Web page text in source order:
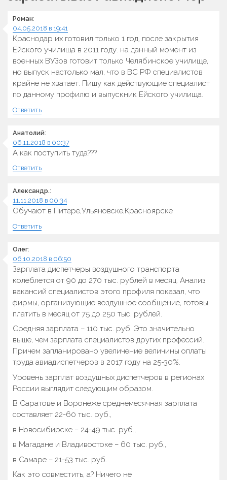
Роман:
04.05.2018 в 19:41
Краснодар их готовил только 1 год, после закрытия
Ейского училища в 2011 году. на данный момент из
военных ВУЗов готовит только Челябинское училище,
но выпуск настолько мал, что в ВС РФ специалистов
крайне не хватает. Пишу как действующие специалист
по данному профилю и выпускник Ейского училища.
Ответить
Анатолий:
06.11.2018 в 00:37
А как поступить туда???
Ответить
Александр.:
11.11.2018 в 00:34
Обучают в Питере,Ульяновске,Красноярске
Ответить
Олег:
06.10.2018 в 06:50
Зарплата диспетчеры воздушного транспорта
колеблется от 90 до 270 тыс. рублей в месяц. Анализ
вакансий специалистов этого профиля показал, что
фирмы, организующие воздушное сообщение, готовы
платить в месяц от 75 до 250 тыс. рублей.
Средняя зарплата – 110 тыс. руб. Это значительно
выше, чем зарплата специалистов других профессий.
Причем запланировано увеличение величины оплаты
труда авиадиспетчеров в 2017 году на 25-30%.
Уровень зарплат воздушных диспетчеров в регионах
России выглядит следующим образом.
В Саратове и Воронеже среднемесячная зарплата
составляет 22-60 тыс. руб.,
в Новосибирске – 24-49 тыс. руб.,
в Магадане и Владивостоке – 60 тыс. руб.,
в Самаре – 21-53 тыс. руб.
Как это совместить, а? Ничего не